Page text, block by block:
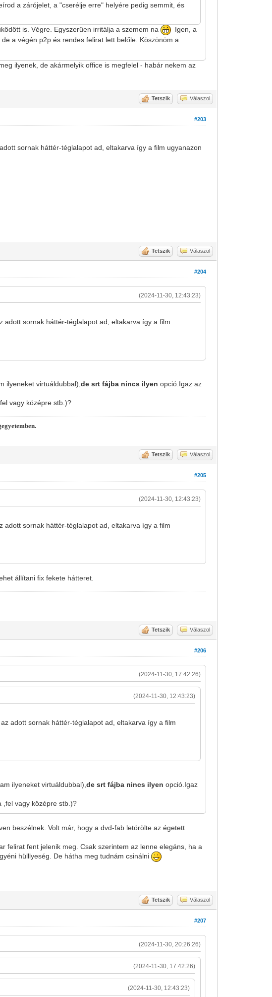
a zárójelet, a "cserélje erre" helyére pedig semmit, és
is. Végre. Egyszerűen irritálja a szemem na
Igen, a
a végén p2p és rendes felirat lett belőle. Köszönöm a
ilyenek, de akármelyik office is megfelel - habár nekem az
Tetszik Válaszol
#203
sornak háttér-téglalapot ad, eltakarva így a film ugyanazon
Tetszik Válaszol
#204
(2024-11-30, 12:43:23)
sornak háttér-téglalapot ad, eltakarva így a film
ilyeneket virtuáldubbal),de srt fájba nincs ilyen opció.Igaz az
vagy középre stb.)?
Tetszik Válaszol
#205
(2024-11-30, 12:43:23)
sornak háttér-téglalapot ad, eltakarva így a film
állítani fix fekete hátteret.
Tetszik Válaszol
#206
(2024-11-30, 17:42:26)
(2024-11-30, 12:43:23)
adott sornak háttér-téglalapot ad, eltakarva így a film
ilyeneket virtuáldubbal),de srt fájba nincs ilyen opció.Igaz
,fel vagy középre stb.)?
beszélnek. Volt már, hogy a dvd-fab letörölte az égetett
felirat fent jelenik meg. Csak szerintem az lenne elegáns, ha a
hülllyeség. De hátha meg tudnám csinálni
Tetszik Válaszol
#207
(2024-11-30, 20:26:26)
(2024-11-30, 17:42:26)
(2024-11-30, 12:43:23)